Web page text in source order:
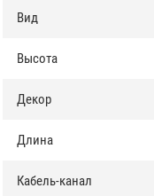
Вид
Высота
Декор
Длина
Кабель-канал